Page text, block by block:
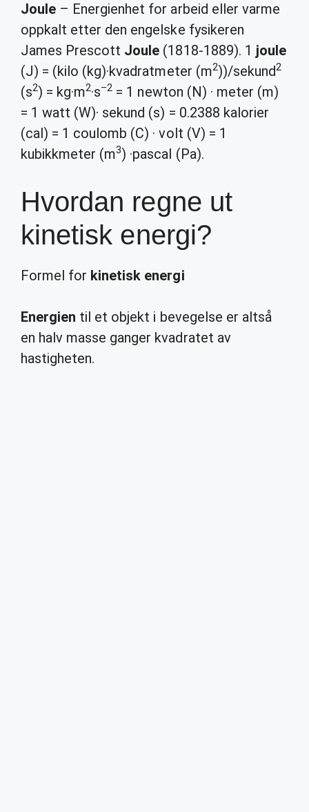
Joule – Energienhet for arbeid eller varme
oppkalt etter den engelske fysikeren
James Prescott Joule (1818-1889). 1 joule
(J) = (kilo (kg)·kvadratmeter (m2))/sekund2
(s2) = kg·m2·s–2 = 1 newton (N) · meter (m)
= 1 watt (W)· sekund (s) = 0.2388 kalorier
(cal) = 1 coulomb (C) · volt (V) = 1
kubikkmeter (m3) ·pascal (Pa).
Hvordan regne ut
kinetisk energi?
Formel for kinetisk energi
Energien til et objekt i bevegelse er altså
en halv masse ganger kvadratet av
hastigheten.